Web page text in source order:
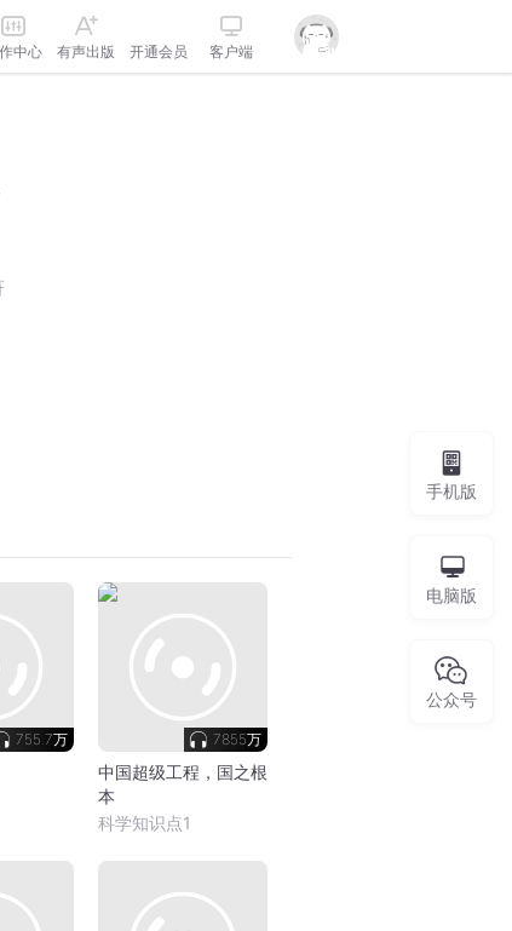
中心 有声出版 开通会员 客户端
755.7万 7855万
中国超级工程，国之根
本
科学知识点1
手机版
电脑版
公众号